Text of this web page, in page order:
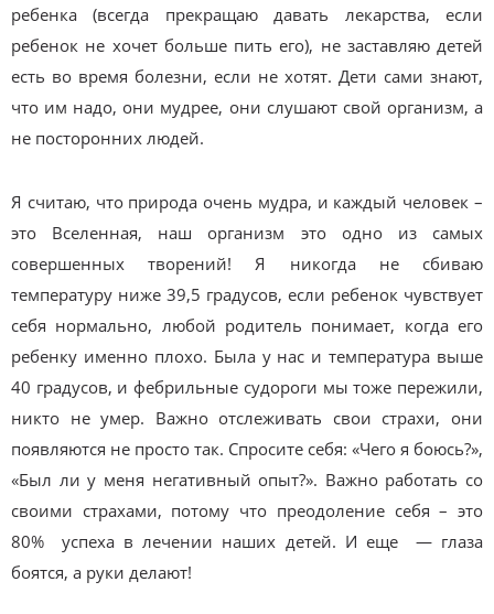
ребенка (всегда прекращаю давать лекарства, если
ребенок не хочет больше пить его), не заставляю детей
есть во время болезни, если не хотят. Дети сами знают,
что им надо, они мудрее, они слушают свой организм, а
не посторонних людей.
Я считаю, что природа очень мудра, и каждый человек –
это Вселенная, наш организм это одно из самых
совершенных творений! Я никогда не сбиваю
температуру ниже 39,5 градусов, если ребенок чувствует
себя нормально, любой родитель понимает, когда его
ребенку именно плохо. Была у нас и температура выше
40 градусов, и фебрильные судороги мы тоже пережили,
никто не умер. Важно отслеживать свои страхи, они
появляются не просто так. Спросите себя: «Чего я боюсь?»,
«Был ли у меня негативный опыт?». Важно работать со
своими страхами, потому что преодоление себя – это
80% успеха в лечении наших детей. И еще — глаза
боятся, а руки делают!